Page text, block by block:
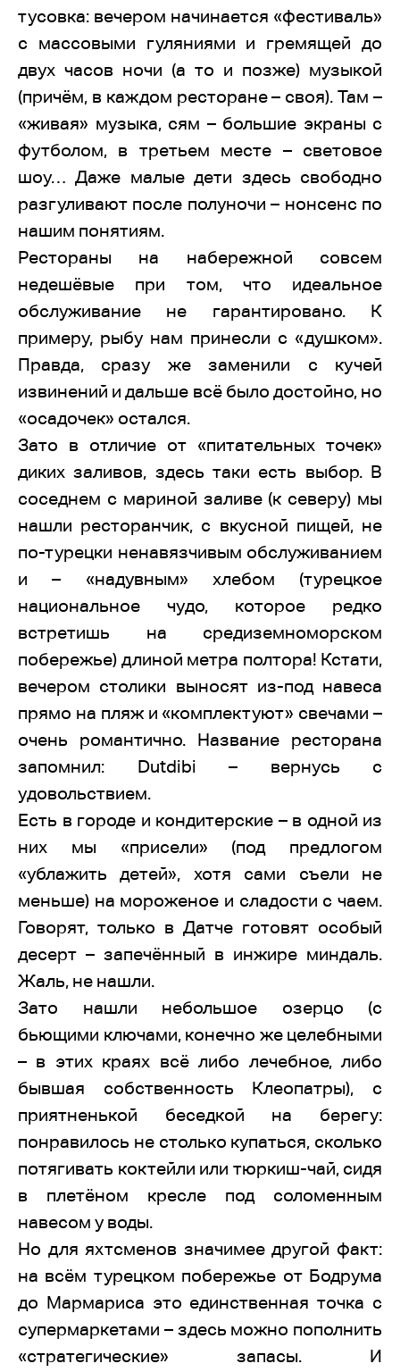
тусовка: вечером начинается «фестиваль»
с массовыми гуляниями и гремящей до
двух часов ночи (а то и позже) музыкой
(причём, в каждом ресторане – своя). Там –
«живая» музыка, сям – большие экраны с
футболом, в третьем месте – световое
шоу… Даже малые дети здесь свободно
разгуливают после полуночи – нонсенс по
нашим понятиям.
Рестораны на набережной совсем
недешёвые при том, что идеальное
обслуживание не гарантировано. К
примеру, рыбу нам принесли с «душком».
Правда, сразу же заменили с кучей
извинений и дальше всё было достойно, но
«осадочек» остался.
Зато в отличие от «питательных точек»
диких заливов, здесь таки есть выбор. В
соседнем с мариной заливе (к северу) мы
нашли ресторанчик, с вкусной пищей, не
по-турецки ненавязчивым обслуживанием
и – «надувным» хлебом (турецкое
национальное чудо, которое редко
встретишь на средиземноморском
побережье) длиной метра полтора! Кстати,
вечером столики выносят из-под навеса
прямо на пляж и «комплектуют» свечами –
очень романтично. Название ресторана
запомнил: Dutdibi – вернусь с
удовольствием.
Есть в городе и кондитерские – в одной из
них мы «присели» (под предлогом
«ублажить детей», хотя сами съели не
меньше) на мороженое и сладости с чаем.
Говорят, только в Датче готовят особый
десерт – запечённый в инжире миндаль.
Жаль, не нашли.
Зато нашли небольшое озерцо (с
бьющими ключами, конечно же целебными
– в этих краях всё либо лечебное, либо
бывшая собственность Клеопатры), с
приятненькой беседкой на берегу:
понравилось не столько купаться, сколько
потягивать коктейли или тюркиш-чай, сидя
в плетёном кресле под соломенным
навесом у воды.
Но для яхтсменов значимее другой факт:
на всём турецком побережье от Бодрума
до Мармариса это единственная точка с
супермаркетами – здесь можно пополнить
«стратегические» запасы. И